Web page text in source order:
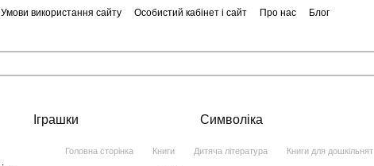
Умови використання сайту Особистий кабінет і сайт Про нас Блог
Іграшки Символіка
Головна сторінка Книги Дитяча література Книги для дошкільнят